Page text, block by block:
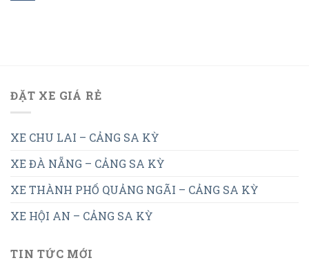
ĐẶT XE GIÁ RẺ
XE CHU LAI – CẢNG SA KỲ
XE ĐÀ NẴNG – CẢNG SA KỲ
XE THÀNH PHỐ QUẢNG NGÃI – CẢNG SA KỲ
XE HỘI AN – CẢNG SA KỲ
TIN TỨC MỚI